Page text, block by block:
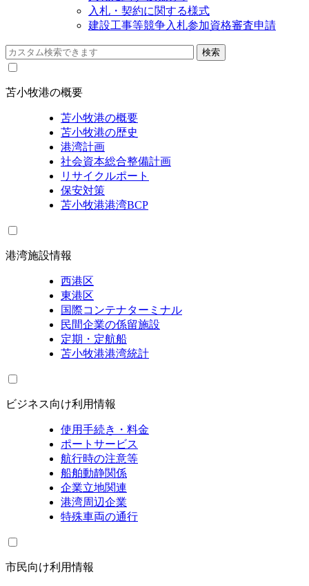
入札・契約に関する様式
建設工事等競争入札参加資格審査申請
苫小牧港の概要
苫小牧港の概要
苫小牧港の歴史
港湾計画
社会資本総合整備計画
リサイクルポート
保安対策
苫小牧港港湾BCP
港湾施設情報
西港区
東港区
国際コンテナターミナル
民間企業の係留施設
定期・定航船
苫小牧港港湾統計
ビジネス向け利用情報
使用手続き・料金
ポートサービス
航行時の注意等
船舶動静関係
企業立地関連
港湾周辺企業
特殊車両の通行
市民向け利用情報